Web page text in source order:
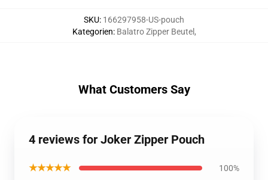
SKU: 166297958-US-pouch
Kategorien: Balatro Zipper Beutel ,
What Customers Say
4 reviews for Joker Zipper Pouch
★★★★★ 100%